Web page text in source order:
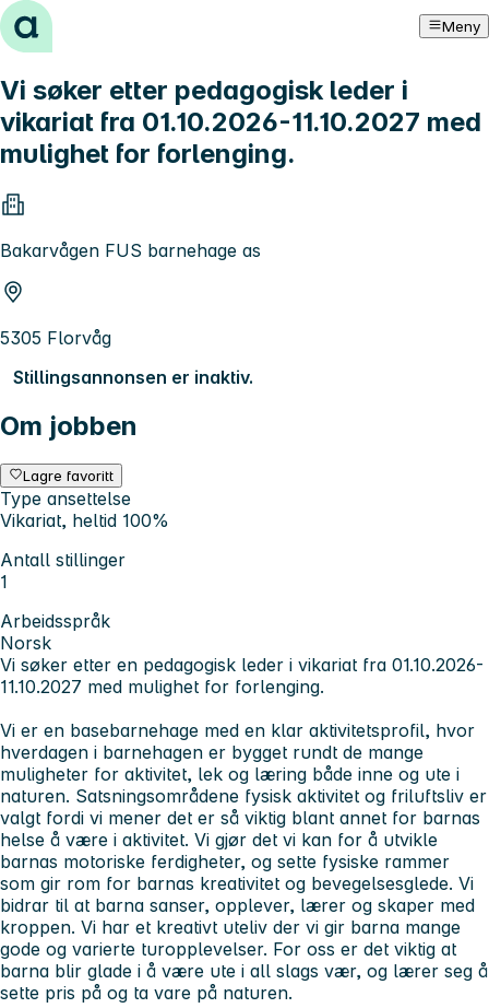
Hopp til innhold Meny
Vi søker etter pedagogisk leder i
vikariat fra 01.10.2026-11.10.2027 med
mulighet for forlenging.
Bakarvågen FUS barnehage as
5305 Florvåg
Stillingsannonsen er inaktiv.
Om jobben
Lagre favoritt
Type ansettelse
Vikariat, heltid 100%
Antall stillinger
1
Arbeidsspråk
Norsk
Vi søker etter en pedagogisk leder i vikariat fra 01.10.2026-
11.10.2027 med mulighet for forlenging.
Vi er en basebarnehage med en klar aktivitetsprofil, hvor
hverdagen i barnehagen er bygget rundt de mange
muligheter for aktivitet, lek og læring både inne og ute i
naturen. Satsningsområdene fysisk aktivitet og friluftsliv er
valgt fordi vi mener det er så viktig blant annet for barnas
helse å være i aktivitet. Vi gjør det vi kan for å utvikle
barnas motoriske ferdigheter, og sette fysiske rammer
som gir rom for barnas kreativitet og bevegelsesglede. Vi
bidrar til at barna sanser, opplever, lærer og skaper med
kroppen. Vi har et kreativt uteliv der vi gir barna mange
gode og varierte turopplevelser. For oss er det viktig at
barna blir glade i å være ute i all slags vær, og lærer seg å
sette pris på og ta vare på naturen.